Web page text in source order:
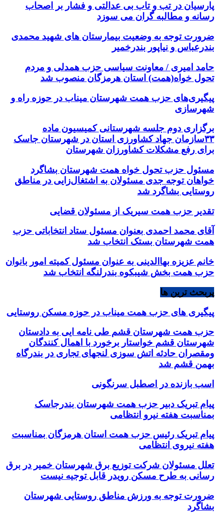
پارسیان در تب و تاب بی عدالتی و فشار بر اصحاب
رسانه و مطالبه گران می سوزد
ضرورت توجه به وضعیت بیمارستان های شهید محمدی
بندرعباس و نیاپور بندرخمیر
حامد امیری / معاونت سیاسی حزب همدلی و مردم
تحول خواه(همت) استان هرمزگان منصوب شد
پیگیری‌های حزب همت شهرستان میناب در حوزه راه و
شهرسازی
برگزاری دوم جلسه شهرستانی کمیسیون ماده
۳۳سازمان جهاد کشاورزی استان در شهرستان جاسک
برای رفع مشکلات کشاورزان شهرستان
مسئول حزب تحول خواه همت شهرستان بشاگرد
خواهان توجه جدی مسئولان به اشتغال‌زایی در مناطق
روستایی بشاگرد شد
تقدیر حزب همت سیریک از مسئولان قضایی
آقای محمد احمدی بعنوان مسئول ستاد انتخاباتی حزب
همت شهرستان بستک انتخاب شد
خانم عزیزه بهاالدینی به عنوان مسئول کمیته امور بانوان
حزب همت بخش شیبکوه بندرلنگه انتخاب شد
پربحث ترین ها
پیگیری های حزب همت میناب در حوزه مسکن روستایی
حزب همت شهرستان قشم طی نامه ایی به دادستان
شهرستان قشم خواستار برخورد با اهمال کنندگان
ومقصران حادثه اتش سوزی لنجهای تجاری در بندرگاه
بهمن قشم شد
اسب بازنده در اصطبل سرنگونی
پیام تبریک دبیر حزب همت شهرستان بندرجاسک
بمناسبت هفته نیرو انتظامی
پیام تبریک رئیس حزب همت استان هرمزگان بمناسبت
هفته نیروی انتظامی
تعلل مسئولان شرکت توزیع برق شهرستان خمیر در برق
رسانی به طرح مسکن رویدر قابل توجیه نیست
ضرورت توجه به ورزش مناطق روستایی شهرستان
بشاگرد